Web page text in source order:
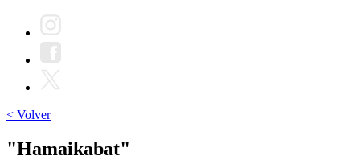
< Volver
"Hamaikabat"